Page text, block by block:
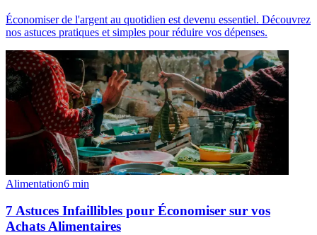
Économiser de l'argent au quotidien est devenu essentiel. Découvrez
nos astuces pratiques et simples pour réduire vos dépenses.
Alimentation6 min
7 Astuces Infaillibles pour Économiser sur vos
Achats Alimentaires